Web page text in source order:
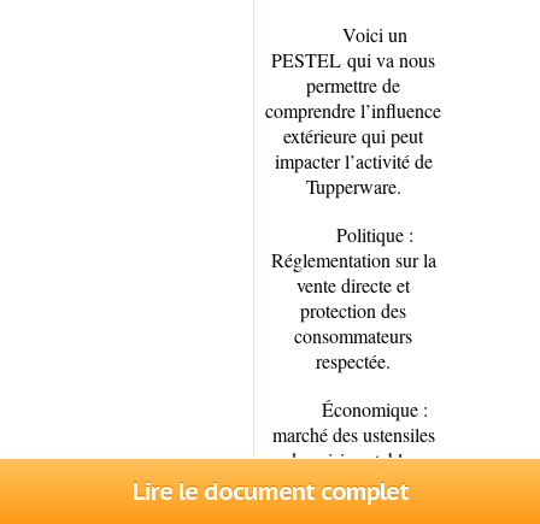
Voici un
PESTEL qui va nous
permettre de
comprendre l’influence
extérieure qui peut
impacter l’activité de
Tupperware.
Politique :
Réglementation sur la
vente directe et
protection des
consommateurs
respectée.
Économique :
marché des ustensiles
de cuisine stable ;
sensibilité des
consommateurs au prix
Lire le document complet